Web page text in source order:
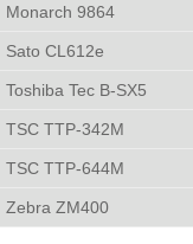
Monarch 9864
Sato CL612e
Toshiba Tec B-SX5
TSC TTP-342M
TSC TTP-644M
Zebra ZM400